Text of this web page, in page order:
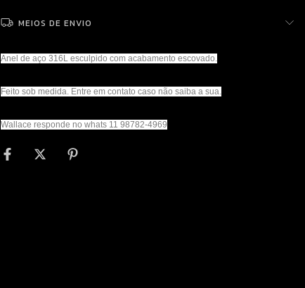
MEIOS DE ENVIO
Anel de aço 316L esculpido com acabamento escovado.
Feito sob medida. Entre em contato caso não saiba a sua.
Wallace responde no whats 11 98782-4969